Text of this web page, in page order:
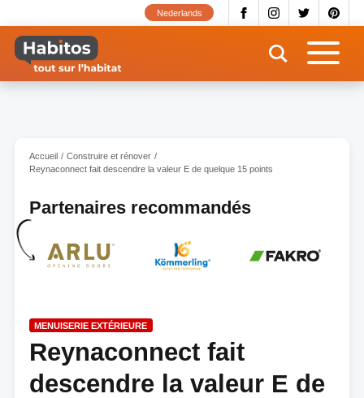
contenu
principal
Nederlands
Accueil
Construire et rénover
Reynaconnect fait descendre la valeur E de quelque 15 points
Partenaires recommandés
MENUISERIE EXTÉRIEURE
Reynaconnect fait
descendre la valeur E de